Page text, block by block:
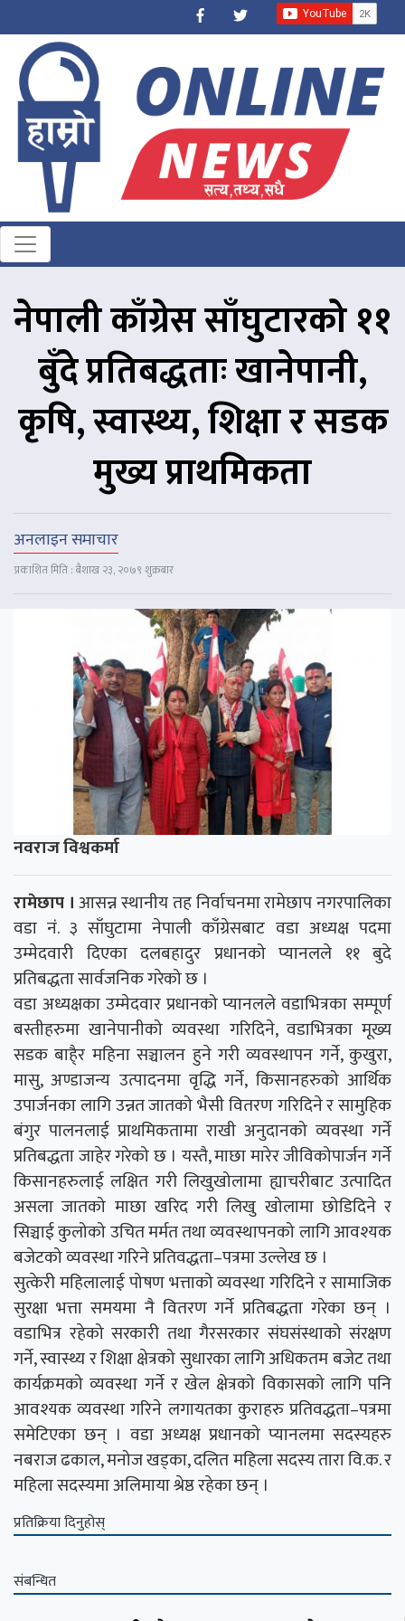
नेपाली काँग्रेस साँघुटारको ११
बुँदे प्रतिबद्धताः खानेपानी,
कृषि, स्वास्थ्य, शिक्षा र सडक
मुख्य प्राथमिकता
अनलाइन समाचार
प्रकाशित मिति : बैशाख २३, २०७९ शुक्रबार
नवराज विश्वकर्मा
रामेछाप ।आसन्न स्थानीय तह निर्वाचनमा रामेछाप नगरपालिका
वडा नंं. ३ साँघुटामा नेपाली काँग्रेसबाट वडा अध्यक्ष पदमा
उम्मेदवारी दिएका दलबहादुर प्रधानको प्यानलले ११ बुदे
प्रतिबद्धता सार्वजनिक गरेको छ ।
वडा अध्यक्षका उम्मेदवार प्रधानको प्यानलले वडाभित्रका सम्पूर्ण
बस्तीहरुमा खानेपानीको व्यवस्था गरिदिने, वडाभित्रका मूख्य
सडक बाहै्र महिना सञ्चालन हुने गरी व्यवस्थापन गर्ने, कुखुरा,
मासु, अण्डाजन्य उत्पादनमा वृद्धि गर्ने, किसानहरुको आर्थिक
उपार्जनका लागि उन्नत जातको भैसी वितरण गरिदिने र सामुहिक
बंगुर पालनलाई प्राथमिकतामा राखी अनुदानको व्यवस्था गर्ने
प्रतिबद्धता जाहेर गरेको छ । यस्तै, माछा मारेर जीविकोपार्जन गर्ने
किसानहरुलाई लक्षित गरी लिखुखोलामा ह्याचरीबाट उत्पादित
असला जातको माछा खरिद गरी लिखु खोलामा छोडिदिने र
सिञ्चाई कुलोको उचित मर्मत तथा व्यवस्थापनको लागि आवश्यक
बजेटको व्यवस्था गरिने प्रतिवद्धता–पत्रमा उल्लेख छ ।
सुत्केरी महिलालाई पोषण भत्ताको व्यवस्था गरिदिने र सामाजिक
सुरक्षा भत्ता समयमा नै वितरण गर्ने प्रतिबद्धता गरेका छन् ।
वडाभित्र रहेको सरकारी तथा गैरसरकार संघसंस्थाको संरक्षण
गर्ने, स्वास्थ्य र शिक्षा क्षेत्रको सुधारका लागि अधिकतम बजेट तथा
कार्यक्रमको व्यवस्था गर्ने र खेल क्षेत्रको विकासको लागि पनि
आवश्यक व्यवस्था गरिने लगायतका कुराहरु प्रतिवद्धता–पत्रमा
समेटिएका छन् । वडा अध्यक्ष प्रधानको प्यानलमा सदस्यहरु
नबराज ढकाल, मनोज खड्का, दलित महिला सदस्य तारा वि.क. र
महिला सदस्यमा अलिमाया श्रेष्ठ रहेका छन् ।
प्रतिक्रिया दिनुहोस्
संबन्धित